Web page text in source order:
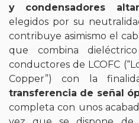
y condensadores
elegidos por su
contribuye asimismo el
que combina
conductores de LCOFC
Copper”) con la
transferencia de señal
completa con unos